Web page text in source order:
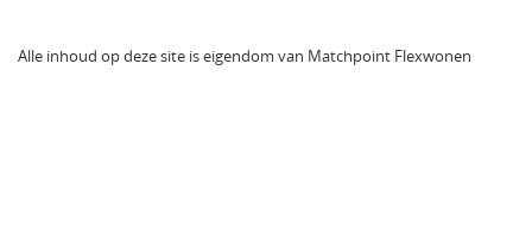
Alle inhoud op deze site is eigendom van Matchpoint Flexwonen